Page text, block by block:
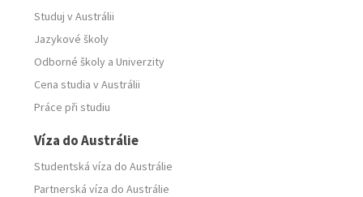
Studuj v Austrálii
Jazykové školy
Odborné školy aUniverzity
Cena studia v Austrálii
Práce při studiu
Víza do Austrálie
Studentská víza do Austrálie
Partnerská víza do Austrálie